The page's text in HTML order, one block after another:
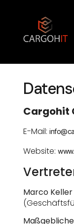
Cargohit
E-Mail:
Website:
Marco Keller